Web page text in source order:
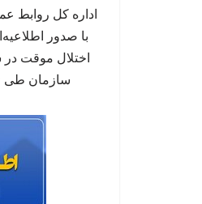
اداره کل روابط
با صدور
اختلال موقت در
سازمان طی ۲۴ ساعت آینده خبر داد.